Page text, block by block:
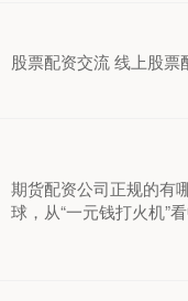
股票配资交流 线上股
期货配资公司正规的有
球，从“一元钱打火机”